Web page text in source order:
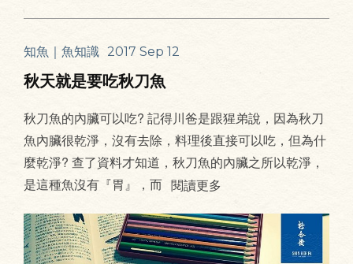
知魚｜魚知識 2017 Sep 12
秋天就是要吃秋刀魚
秋刀魚的內臟可以吃? 記得川爸是跟猩弟說，因為秋刀
魚內臟很乾淨，沒有去除，料理後直接可以吃，但為什
麼乾淨? 查了資料才知道，秋刀魚的內臟之所以乾淨，
是這種魚沒有『胃』，而 閱讀更多